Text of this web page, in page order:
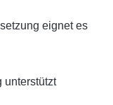
eignet es
unterstützt